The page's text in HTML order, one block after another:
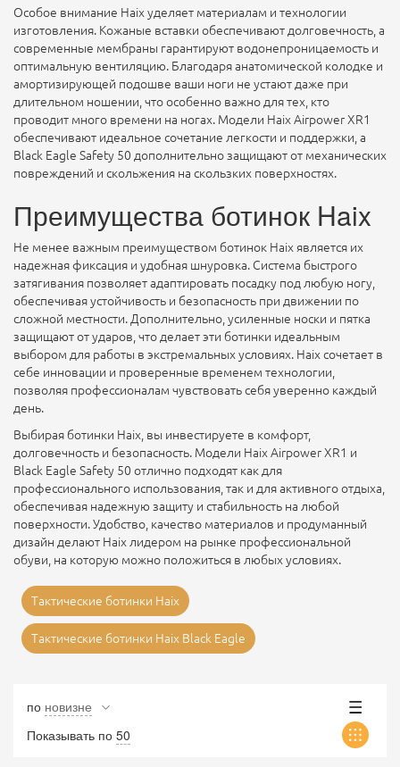
Особое внимание Haix уделяет материалам и технологии
изготовления. Кожаные вставки обеспечивают долговечность, а
современные мембраны гарантируют водонепроницаемость и
оптимальную вентиляцию. Благодаря анатомической колодке и
амортизирующей подошве ваши ноги не устают даже при
длительном ношении, что особенно важно для тех, кто
проводит много времени на ногах. Модели Haix Airpower XR1
обеспечивают идеальное сочетание легкости и поддержки, а
Black Eagle Safety 50 дополнительно защищают от механических
повреждений и скольжения на скользких поверхностях.
Преимущества ботинок Haix
Не менее важным преимуществом ботинок Haix является их
надежная фиксация и удобная шнуровка. Система быстрого
затягивания позволяет адаптировать посадку под любую ногу,
обеспечивая устойчивость и безопасность при движении по
сложной местности. Дополнительно, усиленные носки и пятка
защищают от ударов, что делает эти ботинки идеальным
выбором для работы в экстремальных условиях. Haix сочетает в
себе инновации и проверенные временем технологии,
позволяя профессионалам чувствовать себя уверенно каждый
день.
Выбирая ботинки Haix, вы инвестируете в комфорт,
долговечность и безопасность. Модели Haix Airpower XR1 и
Black Eagle Safety 50 отлично подходят как для
профессионального использования, так и для активного отдыха,
обеспечивая надежную защиту и стабильность на любой
поверхности. Удобство, качество материалов и продуманный
дизайн делают Haix лидером на рынке профессиональной
обуви, на которую можно положиться в любых условиях.
Тактические ботинки Haix
Тактические ботинки Haix Black Eagle
по новизне
Показывать по 50